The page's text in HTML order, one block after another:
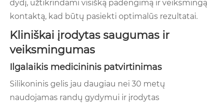
dydį, užtikrindami visišką padengimą ir veiksmingą
kontaktą, kad būtų pasiekti optimalūs rezultatai.
Kliniškai įrodytas saugumas ir
veiksmingumas
Ilgalaikis medicininis patvirtinimas
Silikoninis gelis jau daugiau nei 30 metų
naudojamas randų gydymui ir įrodytas